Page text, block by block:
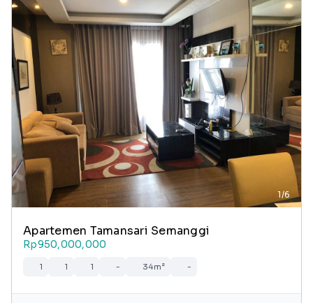
1/6
Apartemen Tamansari Semanggi
Rp950,000,000
1 1 1 - 34m² -